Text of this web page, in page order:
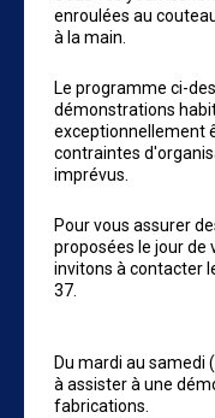
enroulées au
à la main.
Le programme ci-
démonstrations
exceptionnellement
contraintes
imprévus.
Pour vous assurer
proposées le jour de
invitons à contacter
37.
Du mardi au samedi
à assister à une
fabrications.